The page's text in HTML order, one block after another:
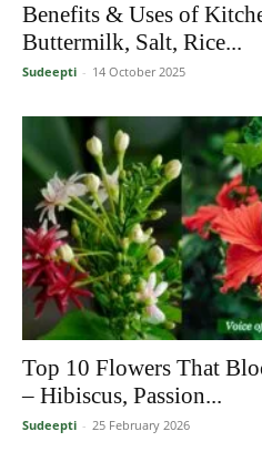
Benefits & Uses of
Buttermilk, Salt, Rice...
Sudeepti - 14 October 2025
Top 10 Flowers That
– Hibiscus, Passion...
Sudeepti - 25 February 2026